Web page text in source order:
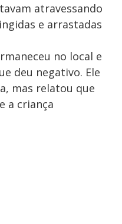
atravessando
e arrastadas
no local e
deu negativo. Ele
mas relatou que
a criança